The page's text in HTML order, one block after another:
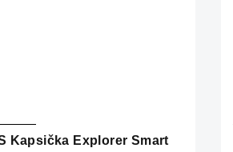
Kapsička Explorer Smart